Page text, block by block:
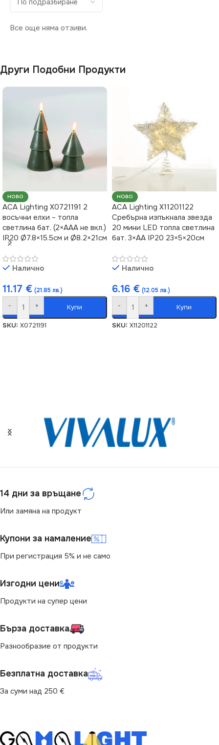
Все още няма отзиви.
Други Подобни Продукти
НОВО
ACA Lighting X0721191 2
восъчни елхи – топла
светлина бат. (2×AAA не вкл.)
IP20 Ø7.8×15.5см и Ø8.2×21см
Налично
11.17 € (21.85 лв.)
- + Купи
SKU: X0721191
НОВО
ACA Lighting X11201122
Сребърна изпъкнала звезда
20 мини LED топла светлина
бат. 3×AA IP20 23×5×20см
Налично
6.16 € (12.05 лв.)
- + Купи
SKU: X11201122
14 дни за връщане
Или замяна на продукт
Купони за намаление
При регистрация 5% и не само
Изгодни цени
Продукти на супер цени
Бърза доставка
Разнообразие от продукти
Безплатна доставка
За суми над 250 €